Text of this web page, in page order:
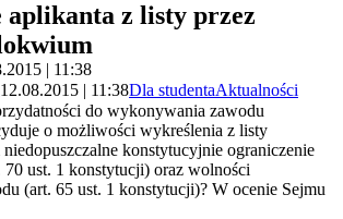
aplikanta z listy przez
| 11:38
12.08.2015 | 11:38Dla studentaAktualności
do wykonywania zawodu
o możliwości wykreślenia z listy
konstytucyjnie ograniczenie
ust. 1 konstytucji) oraz wolności
(art. 65 ust. 1 konstytucji)? W ocenie Sejmu